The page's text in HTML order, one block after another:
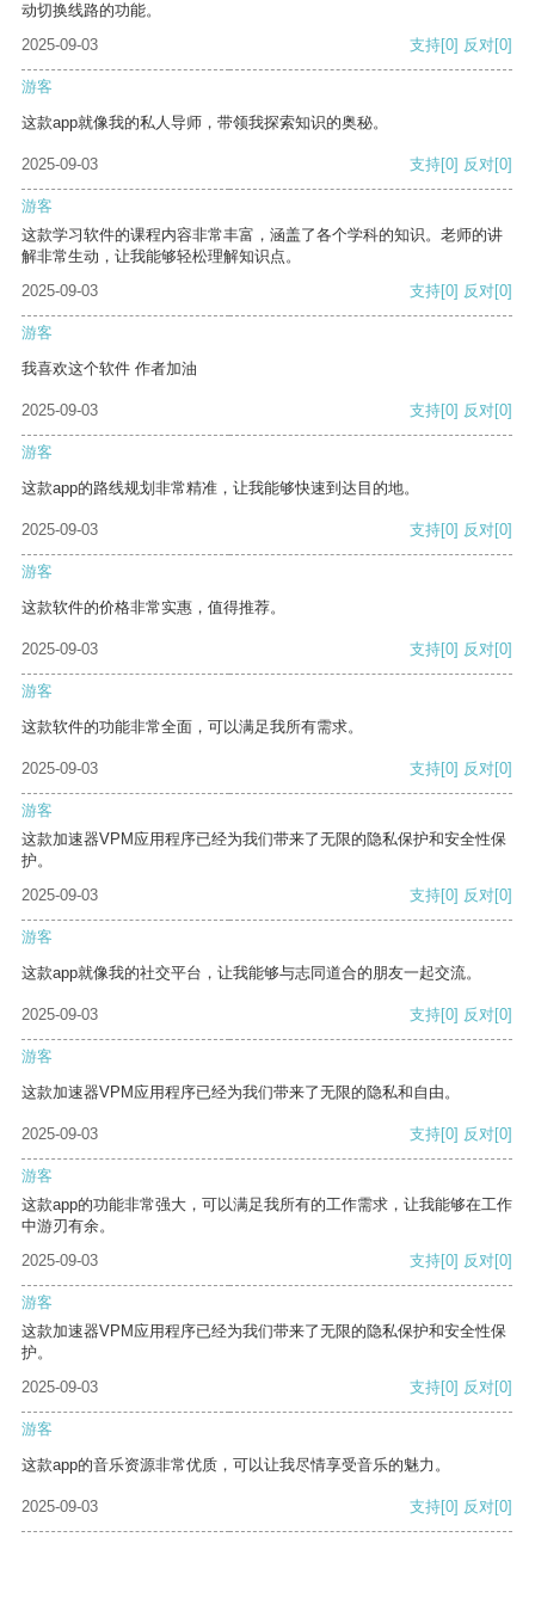
动切换线路的功能。
2025-09-03
支持[0] 反对[0]
游客
这款app就像我的私人导师，带领我探索知识的奥秘。
2025-09-03 支持[0] 反对[0]
游客
这款学习软件的课程内容非常丰富，涵盖了各个学科的知识。老师的讲
解非常生动，让我能够轻松理解知识点。
2025-09-03
支持[0] 反对[0]
游客
我喜欢这个软件 作者加油
2025-09-03 支持[0] 反对[0]
游客
这款app的路线规划非常精准，让我能够快速到达目的地。
2025-09-03 支持[0] 反对[0]
游客
这款软件的价格非常实惠，值得推荐。
2025-09-03 支持[0] 反对[0]
游客
这款软件的功能非常全面，可以满足我所有需求。
2025-09-03 支持[0] 反对[0]
游客
这款加速器VPM应用程序已经为我们带来了无限的隐私保护和安全性保
护。
2025-09-03
支持[0] 反对[0]
游客
这款app就像我的社交平台，让我能够与志同道合的朋友一起交流。
2025-09-03 支持[0] 反对[0]
游客
这款加速器VPM应用程序已经为我们带来了无限的隐私和自由。
2025-09-03 支持[0] 反对[0]
游客
这款app的功能非常强大，可以满足我所有的工作需求，让我能够在工作
中游刃有余。
2025-09-03
支持[0] 反对[0]
游客
这款加速器VPM应用程序已经为我们带来了无限的隐私保护和安全性保
护。
2025-09-03
支持[0] 反对[0]
游客
这款app的音乐资源非常优质，可以让我尽情享受音乐的魅力。
2025-09-03 支持[0] 反对[0]